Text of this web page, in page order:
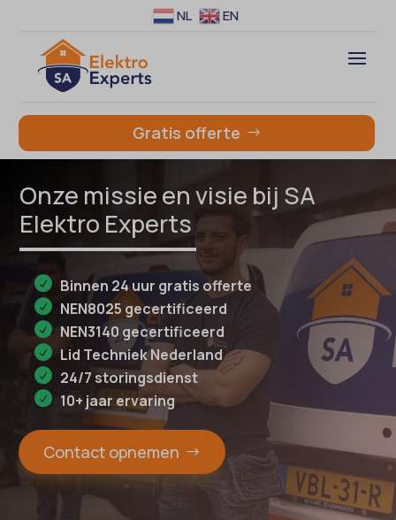
NL EN
Gratis offerte
Onze missie en visie bij SA
Elektro Experts
Binnen 24 uur gratis offerte
NEN8025 gecertificeerd
NEN3140 gecertificeerd
Lid Techniek Nederland
24/7 storingsdienst
10+ jaar ervaring
Contact opnemen